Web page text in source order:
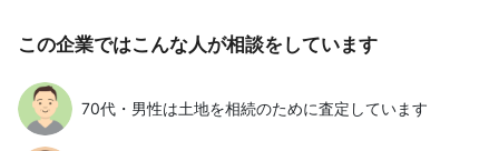
この企業ではこんな人が相談をしています
70代・男性は土地を相続のために査定しています